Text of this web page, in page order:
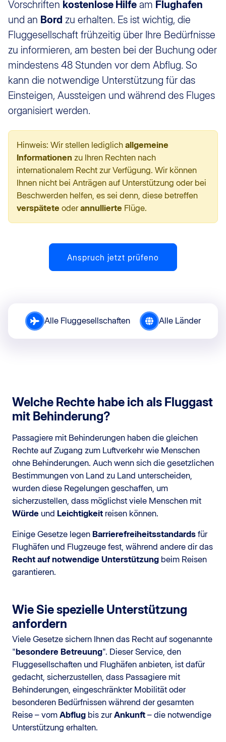
Vorschriften kostenlose Hilfe am Flughafen
und an Bord zu erhalten. Es ist wichtig, die
Fluggesellschaft frühzeitig über Ihre Bedürfnisse
zu informieren, am besten bei der Buchung oder
mindestens 48 Stunden vor dem Abflug. So
kann die notwendige Unterstützung für das
Einsteigen, Aussteigen und während des Fluges
organisiert werden.
Hinweis: Wir stellen lediglich allgemeine
Informationen zu Ihren Rechten nach
internationalem Recht zur Verfügung. Wir können
Ihnen nicht bei Anträgen auf Unterstützung oder bei
Beschwerden helfen, es sei denn, diese betreffen
verspätete oderannullierte Flüge.
Anspruch jetzt prüfeno
Alle Fluggesellschaften Alle Länder
Welche Rechte habe ich als Fluggast
mit Behinderung?
Passagiere mit Behinderungen haben die gleichen
Rechte auf Zugang zum Luftverkehr wie Menschen
ohne Behinderungen. Auch wenn sich die gesetzlichen
Bestimmungen von Land zu Land unterscheiden,
wurden diese Regelungen geschaffen, um
sicherzustellen, dass möglichst viele Menschen mit
Würde und Leichtigkeit reisen können.
Einige Gesetze legen Barrierefreiheitsstandards für
Flughäfen und Flugzeuge fest, während andere dir das
Recht auf notwendige Unterstützung beim Reisen
garantieren.
Wie Sie spezielle Unterstützung
anfordern
Viele Gesetze sichern Ihnen das Recht auf sogenannte
"besondere Betreuung". Dieser Service, den
Fluggesellschaften und Flughäfen anbieten, ist dafür
gedacht, sicherzustellen, dass Passagiere mit
Behinderungen, eingeschränkter Mobilität oder
besonderen Bedürfnissen während der gesamten
Reise – vom Abflug bis zurAnkunft – die notwendige
Unterstützung erhalten.